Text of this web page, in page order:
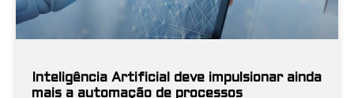
Inteligência Artificial deve impulsionar ainda
mais a automação de processos